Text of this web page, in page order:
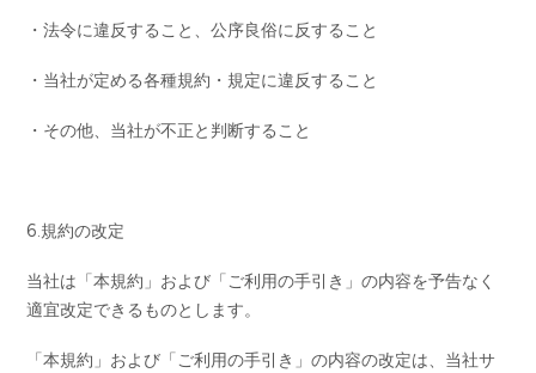
・法令に違反すること、公序良俗に反すること
・当社が定める各種規約・規定に違反すること
・その他、当社が不正と判断すること
6.規約の改定
当社は「本規約」および「ご利用の手引き」の内容を予告なく
適宜改定できるものとします。
「本規約」および「ご利用の手引き」の内容の改定は、当社サ